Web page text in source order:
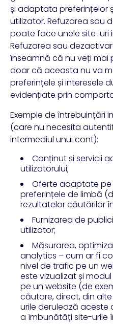
și adaptata preferințelor
utilizator. Refuzarea sau
poate face unele site-uri
Refuzarea sau
înseamnă că nu veți mai
doar că aceasta nu va
preferințele și interesele
evidențiate prin
Exemple de întrebuințări
(care nu necesita
intermediul unui cont):
Conținut și servicii
utilizatorului;
Oferte adaptate pe
preferințele de limbă
rezultatelor căutărilor
Furnizarea de
utilizator;
Măsurarea,
analytics – cum ar fi
nivel de trafic pe un
este vizualizat și
pe un website (de
căutare, direct, din
urile derulează aceste
a îmbunătăți site-urile